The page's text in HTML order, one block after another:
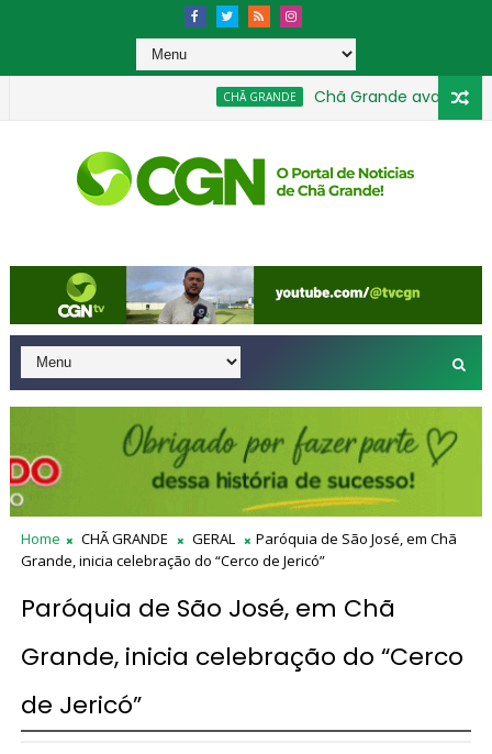
CHÃ GRANDE Chã Grande avança na
Home CHÃ GRANDE GERAL
Paróquia de São José, em Chã
Grande, inicia celebração do “Cerco de Jericó”
Paróquia de São José, em Chã
Grande, inicia celebração do “Cerco
de Jericó”